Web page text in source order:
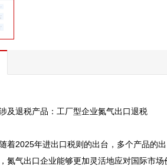
及退税产品：工厂型企业氮气出口退税
着2025年进出口税则的出台，多个产品的
氮气出口企业能够更加灵活地应对国际市